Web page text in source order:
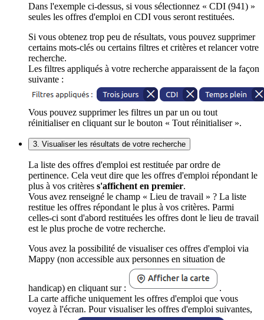
Dans l'exemple ci-dessus, si vous sélectionnez « CDI (941) »
seules les offres d'emploi en CDI vous seront restituées.
Si vous obtenez trop peu de résultats, vous pouvez supprimer
certains mots-clés ou certains filtres et critères et relancer votre
recherche.
Les filtres appliqués à votre recherche apparaissent de la façon
suivante :
Vous pouvez supprimer les filtres un par un ou tout
réinitialiser en cliquant sur le bouton « Tout réinitialiser ».
3. Visualiser les résultats de votre recherche
La liste des offres d'emploi est restituée par ordre de
pertinence. Cela veut dire que les offres d'emploi répondant le
plus à vos critères s'affichent en premier.
Vous avez renseigné le champ « Lieu de travail » ? La liste
restitue les offres répondant le plus à vos critères. Parmi
celles-ci sont d'abord restituées les offres dont le lieu de travail
est le plus proche de votre recherche.
Vous avez la possibilité de visualiser ces offres d'emploi via
Mappy (non accessible aux personnes en situation de
handicap) en cliquant sur :
.
La carte affiche uniquement les offres d'emploi que vous
voyez à l'écran. Pour visualiser les offres d'emploi suivantes,